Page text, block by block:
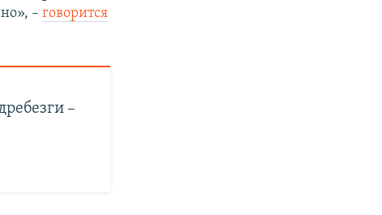
–говорится
–